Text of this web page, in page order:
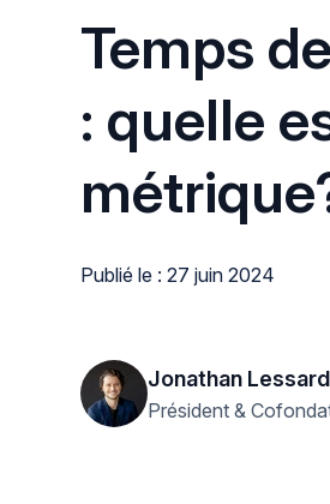
Temps
: quelle
Publié le : 27 juin 2024
Jonathan Lessard
Président &